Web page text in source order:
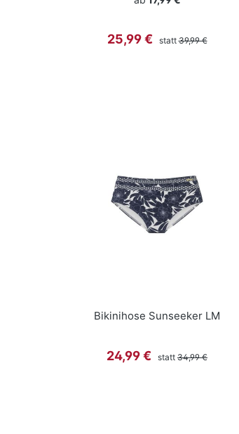
Verkaufspreis:
25,99 € stattRegulärer Preis:
39,99 €
Bikinihose Sunseeker LM
Verkaufspreis:
24,99 € statt Regulärer Preis:
34,99 €